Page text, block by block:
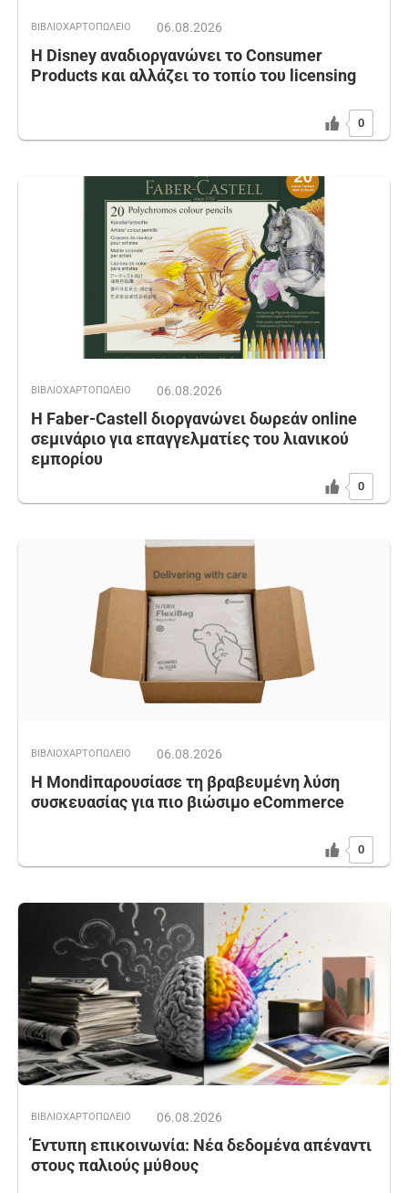
ΒΙΒΛΙΟΧΑΡΤΟΠΩΛΕΙΟ 06.08.2026
Η Disney αναδιοργανώνει το Consumer
Products και αλλάζει το τοπίο του licensing
0
ΒΙΒΛΙΟΧΑΡΤΟΠΩΛΕΙΟ 06.08.2026
Η Faber-Castell διοργανώνει δωρεάν online
σεμινάριο για επαγγελματίες του λιανικού
εμπορίου
0
ΒΙΒΛΙΟΧΑΡΤΟΠΩΛΕΙΟ 06.08.2026
Η Mondiπαρουσίασε τη βραβευμένη λύση
συσκευασίας για πιο βιώσιμο eCommerce
0
ΒΙΒΛΙΟΧΑΡΤΟΠΩΛΕΙΟ 06.08.2026
Έντυπη επικοινωνία: Νέα δεδομένα απέναντι
στους παλιούς μύθους